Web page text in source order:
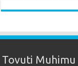
Tovuti Muhimu